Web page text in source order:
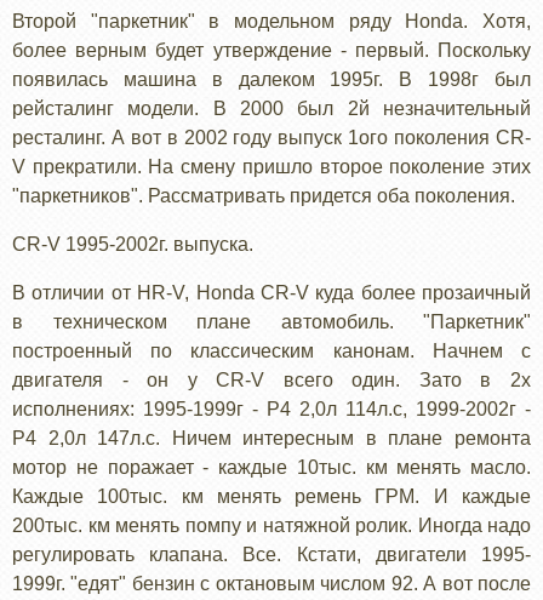
Второй "паркетник" в модельном ряду Honda. Хотя,
более верным будет утверждение - первый. Поскольку
появилась машина в далеком 1995г. В 1998г был
рейсталинг модели. В 2000 был 2й незначительный
ресталинг. А вот в 2002 году выпуск 1ого поколения CR-
V прекратили. На смену пришло второе поколение этих
"паркетников". Рассматривать придется оба поколения.
CR-V 1995-2002г. выпуска.
В отличии от HR-V, Honda CR-V куда более прозаичный
в техническом плане автомобиль. "Паркетник"
построенный по классическим канонам. Начнем с
двигателя - он у CR-V всего один. Зато в 2х
исполнениях: 1995-1999г - Р4 2,0л 114л.с, 1999-2002г -
Р4 2,0л 147л.с. Ничем интересным в плане ремонта
мотор не поражает - каждые 10тыс. км менять масло.
Каждые 100тыс. км менять ремень ГРМ. И каждые
200тыс. км менять помпу и натяжной ролик. Иногда надо
регулировать клапана. Все. Кстати, двигатели 1995-
1999г. "едят" бензин с октановым числом 92. А вот после